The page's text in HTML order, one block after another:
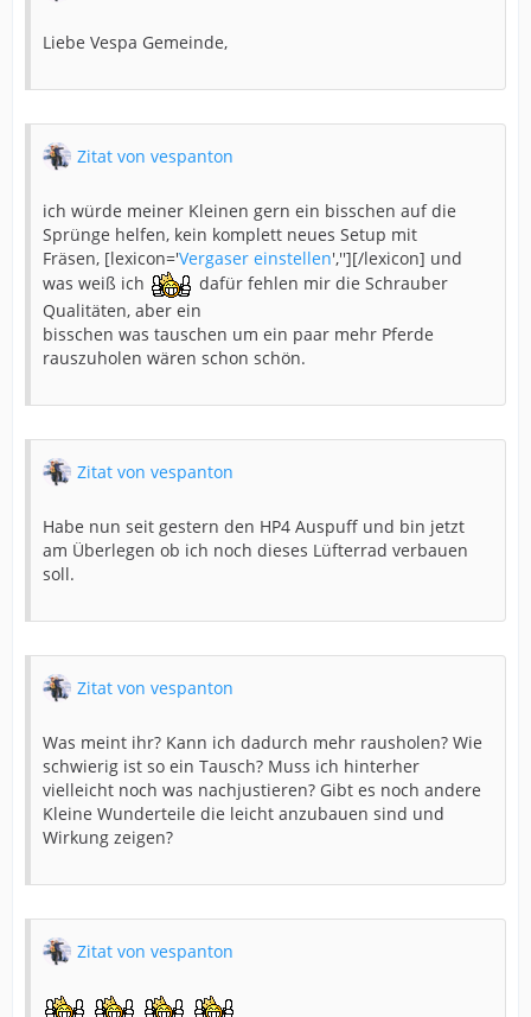
Liebe Vespa Gemeinde,
Zitat von vespanton
ich würde meiner Kleinen gern ein bisschen auf die
Sprünge helfen, kein komplett neues Setup mit
Fräsen, [lexicon='Vergaser einstellen',''][/lexicon] und
was weiß ich
dafür fehlen mir die Schrauber
Qualitäten, aber ein
bisschen was tauschen um ein paar mehr Pferde
rauszuholen wären schon schön.
Zitat von vespanton
Habe nun seit gestern den HP4 Auspuff und bin jetzt
am Überlegen ob ich noch dieses Lüfterrad verbauen
soll.
Zitat von vespanton
Was meint ihr? Kann ich dadurch mehr rausholen? Wie
schwierig ist so ein Tausch? Muss ich hinterher
vielleicht noch was nachjustieren? Gibt es noch andere
Kleine Wunderteile die leicht anzubauen sind und
Wirkung zeigen?
Zitat von vespanton